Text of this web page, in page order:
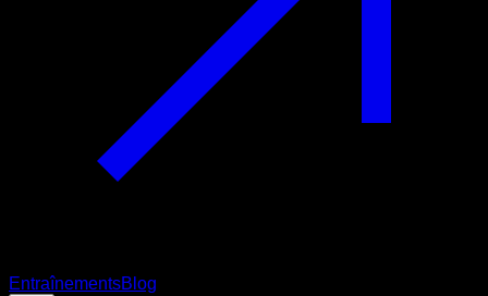
EntraînementsBlog